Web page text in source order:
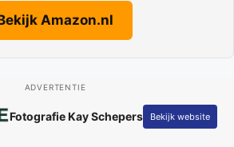
Amazon.nl
ADVERTENTIE
Fotografie Kay Schepers Bekijk website